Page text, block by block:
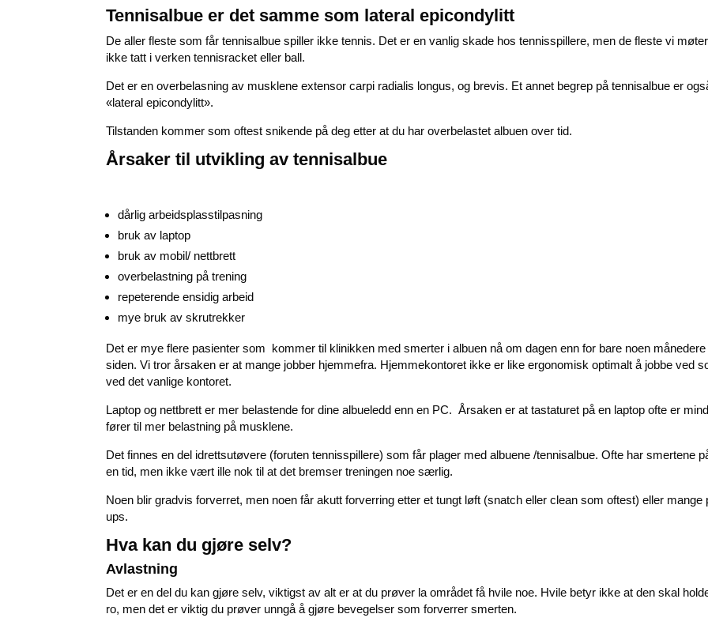
Tennisalbue er det samme som lateral epicondylitt
De aller fleste som får tennisalbue spiller ikke tennis. Det er en vanlig skade hos tennisspillere, men de fleste vi
ikke tatt i verken tennisracket eller ball.
Det er en overbelasning av musklene extensor carpi radialis longus, og brevis. Et annet begrep på tennisalbue er
«lateral epicondylitt».
Tilstanden kommer som oftest snikende på deg etter at du har overbelastet albuen over tid.
Årsaker til utvikling av tennisalbue
dårlig arbeidsplasstilpasning
bruk av laptop
bruk av mobil/ nettbrett
overbelastning på trening
repeterende ensidig arbeid
mye bruk av skrutrekker
Det er mye flere pasienter som kommer til klinikken med smerter i albuen nå om dagen enn for bare noen månedere
siden. Vi tror årsaken er at mange jobber hjemmefra. Hjemmekontoret ikke er like ergonomisk optimalt å jobbe ved
ved det vanlige kontoret.
Laptop og nettbrett er mer belastende for dine albueledd enn en PC. Årsaken er at tastaturet på en laptop ofte er
fører til mer belastning på musklene.
Det finnes en del idrettsutøvere (foruten tennisspillere) som får plager med albuene /tennisalbue. Ofte har smertene
en tid, men ikke vært ille nok til at det bremser treningen noe særlig.
Noen blir gradvis forverret, men noen får akutt forverring etter et tungt løft (snatch eller clean som oftest) eller mange
ups.
Hva kan du gjøre selv?
Avlastning
Det er en del du kan gjøre selv, viktigst av alt er at du prøver la området få hvile noe. Hvile betyr ikke at den skal
ro, men det er viktig du prøver unngå å gjøre bevegelser som forverrer smerten.